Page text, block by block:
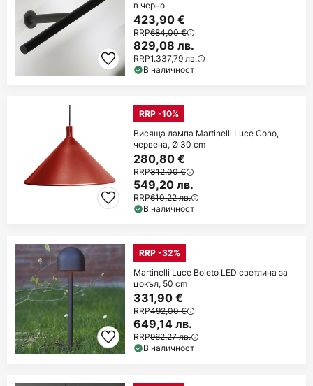
в черно
423,90 €
RRP684,00 €
829,08 лв.
RRP1.337,79 лв.
В наличност
RRP -10%
Висяща лампа Martinelli Luce Cono,
червена, Ø 30 cm
280,80 €
RRP312,00 €
549,20 лв.
RRP610,22 лв.
В наличност
RRP -32%
Martinelli Luce Boleto LED светлина за
цокъл, 50 cm
331,90 €
RRP492,00 €
649,14 лв.
RRP962,27 лв.
В наличност